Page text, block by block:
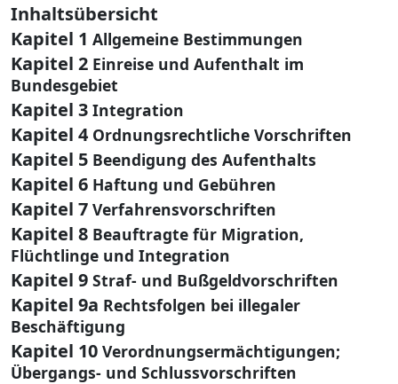
Inhaltsübersicht
Kapitel 1 Allgemeine Bestimmungen
Kapitel 2 Einreise und Aufenthalt im
Bundesgebiet
Kapitel 3 Integration
Kapitel 4 Ordnungsrechtliche Vorschriften
Kapitel 5 Beendigung des Aufenthalts
Kapitel 6 Haftung und Gebühren
Kapitel 7 Verfahrensvorschriften
Kapitel 8 Beauftragte für Migration,
Flüchtlinge und Integration
Kapitel 9 Straf- und Bußgeldvorschriften
Kapitel 9a Rechtsfolgen bei illegaler
Beschäftigung
Kapitel 10 Verordnungsermächtigungen;
Übergangs- und Schlussvorschriften